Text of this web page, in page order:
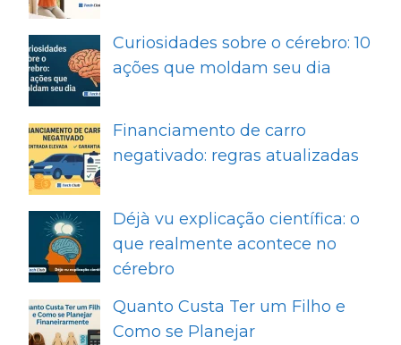
Curiosidades sobre o cérebro: 10
ações que moldam seu dia
Financiamento de carro
negativado: regras atualizadas
Déjà vu explicação científica: o
que realmente acontece no
cérebro
Quanto Custa Ter um Filho e
Como se Planejar